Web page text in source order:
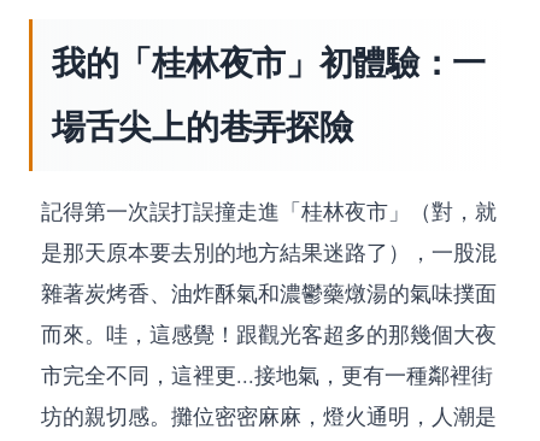
我的「桂林夜市」初體驗：一
場舌尖上的巷弄探險
記得第一次誤打誤撞走進「桂林夜市」（對，就
是那天原本要去別的地方結果迷路了），一股混
雜著炭烤香、油炸酥氣和濃鬱藥燉湯的氣味撲面
而來。哇，這感覺！跟觀光客超多的那幾個大夜
市完全不同，這裡更...接地氣，更有一種鄰裡街
坊的親切感。攤位密密麻麻，燈火通明，人潮是